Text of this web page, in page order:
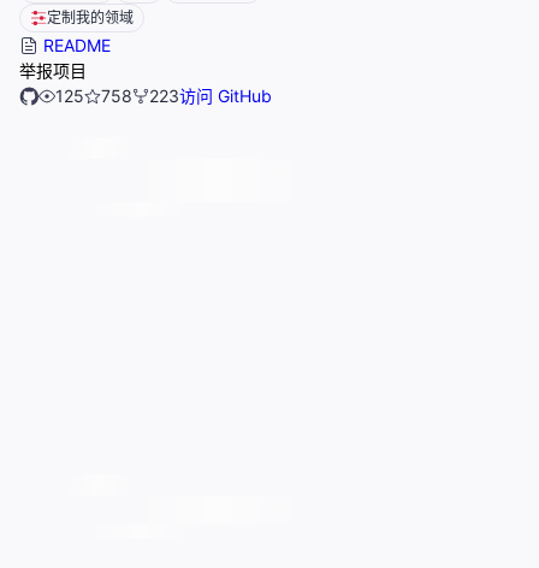
定制我的领域
README
举报项目
125
758 223访问 GitHub